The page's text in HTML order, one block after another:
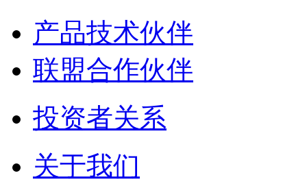
产品技术伙伴
联盟合作伙伴
投资者关系
关于我们